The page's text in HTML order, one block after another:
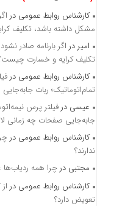
کارشناس روابط عمومی در
مشکل داشته باشد، تکلیف
امیر در اگر بارنامه صادر
تکلیف کرایه و خسارت
کارشناس روابط عمومی در
تمام‌اتوماتیک؛ ربات
عیسی در فیلتر پرس
جابه‌جایی صفحات چه زمانی
کارشناس روابط عمومی در
ندارند؟
مجتبی در چرا همه ردیاب‌ها
کارشناس روابط عمومی در
تعویض دارد؟